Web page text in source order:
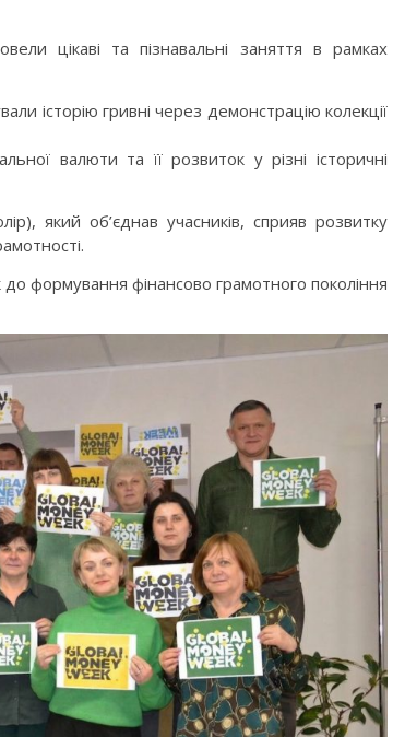
цікаві та пізнавальні заняття в рамках
історію гривні через демонстрацію колекції
валюти та її розвиток у різні історичні
який об’єднав учасників, сприяв розвитку
формування фінансово грамотного покоління